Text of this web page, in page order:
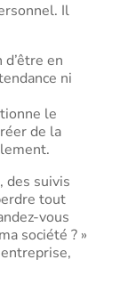
Il
en
ni
le
de la
des suivis
tout
vous
société ? »